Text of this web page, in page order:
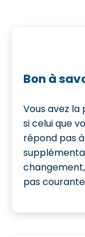
Bon à
Vous avez
si celui que
répond pas
pas